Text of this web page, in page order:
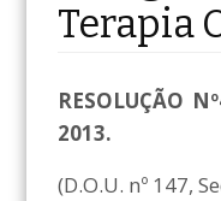
Terapia
RESOLUÇÃO
2013.
(D.O.U. nº 147,